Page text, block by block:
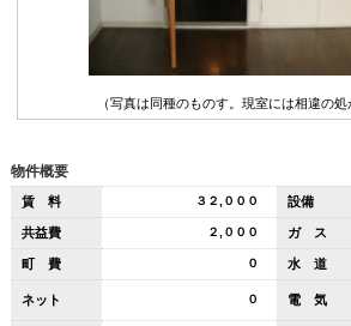
（写真は同種のものす。現室には相違の処
物件概要
賃 料 ３２,０００ 設備
共益費 ２,０００ ガ ス
町 費 ０ 水 道
ネット ０ 電 気